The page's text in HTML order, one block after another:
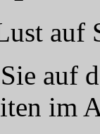
auf
auf
im